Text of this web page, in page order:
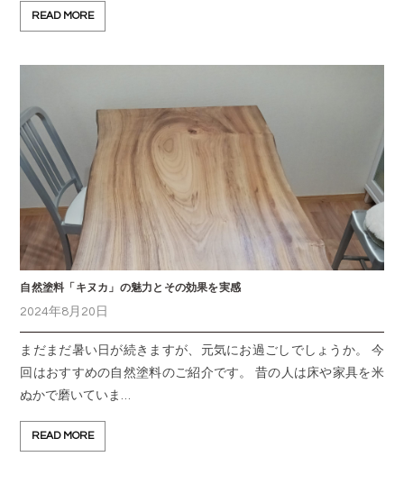
READ MORE
自然塗料「キヌカ」の魅力とその効果を実感
2024年8月20日
まだまだ暑い日が続きますが、元気にお過ごしでしょうか。 今
回はおすすめの自然塗料のご紹介です。 昔の人は床や家具を米
ぬかで磨いていま…
READ MORE